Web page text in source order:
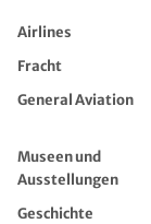
Airlines
Fracht
General Aviation
Museen und
Ausstellungen
Geschichte